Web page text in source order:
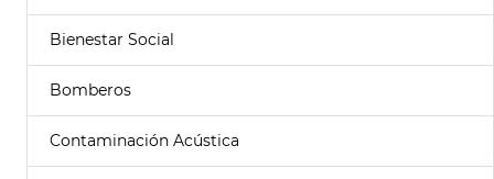
Bienestar Social
Bomberos
Contaminación Acústica